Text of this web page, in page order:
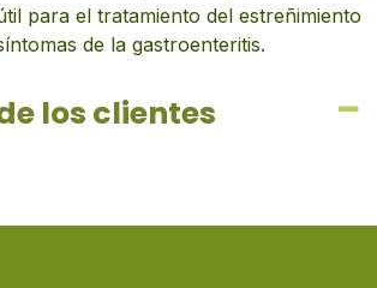
para el tratamiento del estreñimiento
de la gastroenteritis.
los clientes